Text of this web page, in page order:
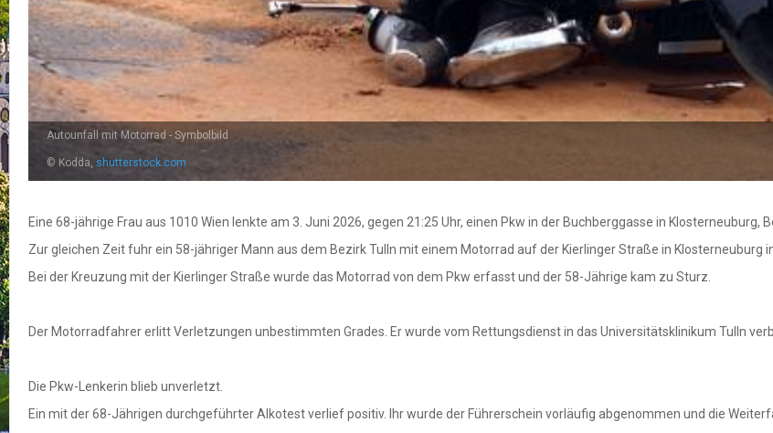
Autounfall mit Motorrad - Symbolbild
© Kodda, shutterstock.com
Eine 68-jährige Frau aus 1010 Wien lenkte am 3. Juni 2026, gegen 21:25 Uhr, einen Pkw in der Buchberggasse in Klosterneuburg,
Zur gleichen Zeit fuhr ein 58-jähriger Mann aus dem Bezirk Tulln mit einem Motorrad auf der Kierlinger Straße in Klosterneuburg
Bei der Kreuzung mit der Kierlinger Straße wurde das Motorrad von dem Pkw erfasst und der 58-Jährige kam zu Sturz.
Der Motorradfahrer erlitt Verletzungen unbestimmten Grades. Er wurde vom Rettungsdienst in das Universitätsklinikum Tulln
Die Pkw-Lenkerin blieb unverletzt.
Ein mit der 68-Jährigen durchgeführter Alkotest verlief positiv. Ihr wurde der Führerschein vorläufig abgenommen und die